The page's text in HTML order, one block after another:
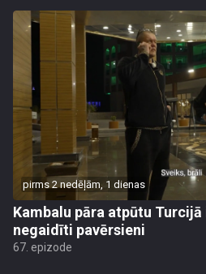
pirms 2 nedēļām, 1 dienas
Kambalu pāra atpūtu
negaidīti pavērsieni
67. epizode